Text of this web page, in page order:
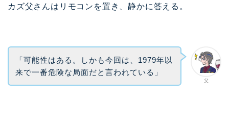
カズ父さんはリモコンを置き、静かに答える。
父
「可能性はある。しかも今回は、1979年以
来で一番危険な局面だと言われている」